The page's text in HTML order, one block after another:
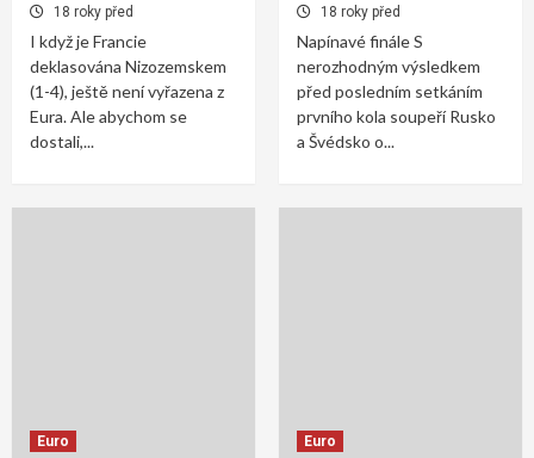
18 roky před
I když je Francie
deklasována Nizozemskem
(1-4), ještě není vyřazena z
Eura. Ale abychom se
dostali,...
18 roky před
Napínavé finále S
nerozhodným výsledkem
před posledním setkáním
prvního kola soupeří Rusko
a Švédsko o...
Euro Euro